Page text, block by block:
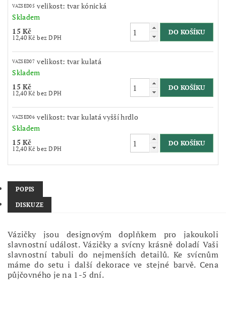
VAZSED05 velikost: tvar kónická
Skladem
15 Kč
12,40 Kč bez DPH
VAZSED07 velikost: tvar kulatá
Skladem
15 Kč
12,40 Kč bez DPH
VAZSED06 velikost: tvar kulatá vyšší hrdlo
Skladem
15 Kč
12,40 Kč bez DPH
POPIS
DISKUZE
Vázičky jsou designovým doplňkem pro jakoukoli
slavnostní událost. Vázičky a svícny krásně doladí Vaši
slavnostní tabuli do nejmenších detailů. Ke svícnům
máme do setu i další dekorace ve stejné barvě. Cena
půjčovného je na 1-5 dní.